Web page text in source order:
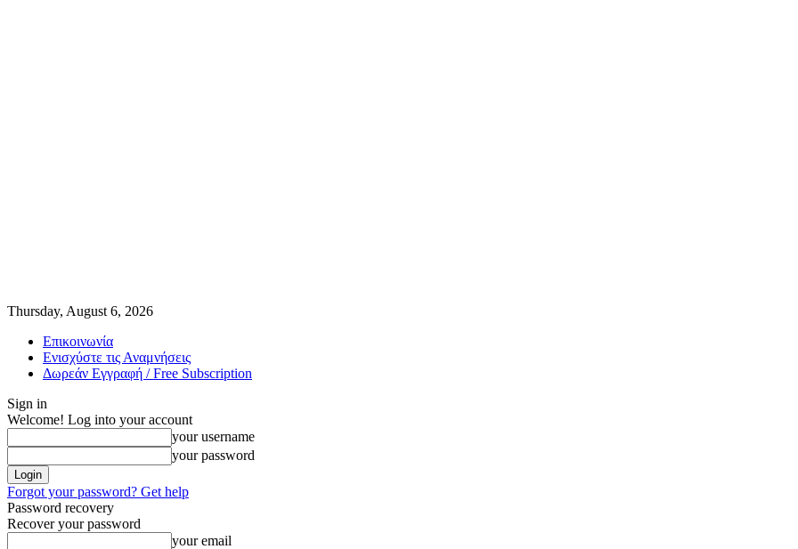
Thursday, August 6, 2026
Επικοινωνία
Ενισχύστε τις Αναμνήσεις
Δωρεάν Εγγραφή / Free Subscription
Sign in
Welcome! Log into your account
your username
your password
Forgot your password? Get help
Password recovery
Recover your password
your email